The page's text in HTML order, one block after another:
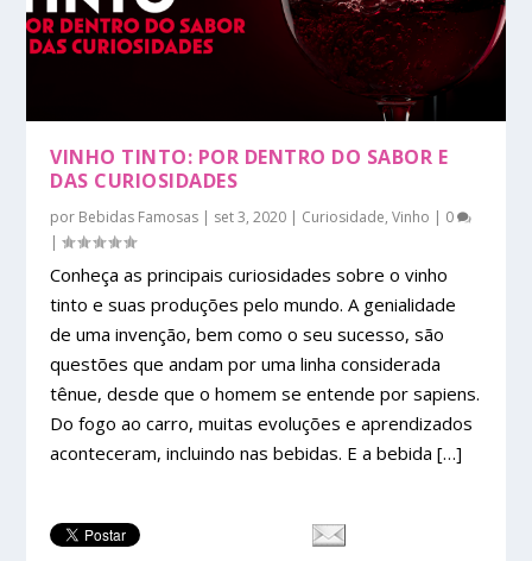
VINHO TINTO: POR DENTRO DO SABOR E
DAS CURIOSIDADES
por Bebidas Famosas | set 3, 2020 | Curiosidade,Vinho | 0
|
Conheça as principais curiosidades sobre o vinho
tinto e suas produções pelo mundo. A genialidade
de uma invenção, bem como o seu sucesso, são
questões que andam por uma linha considerada
tênue, desde que o homem se entende por sapiens.
Do fogo ao carro, muitas evoluções e aprendizados
aconteceram, incluindo nas bebidas. E a bebida […]